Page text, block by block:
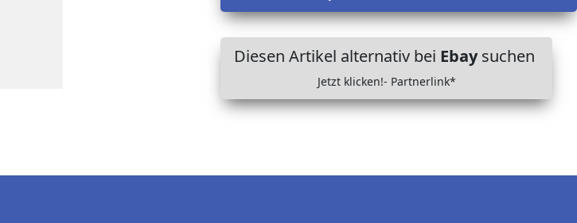
Diesen Artikel alternativ bei Ebaysuchen
Jetzt klicken!- Partnerlink*